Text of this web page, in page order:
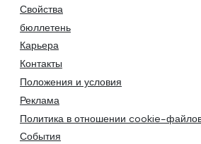
Свойства
бюллетень
Карьера
Контакты
Положения и условия
Реклама
Политика в отношении cookie-
События